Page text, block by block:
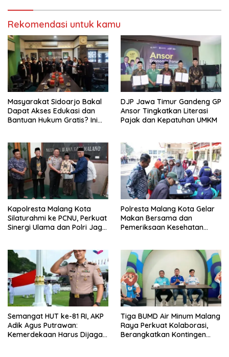
Rekomendasi untuk kamu
Masyarakat Sidoarjo Bakal
Dapat Akses Edukasi dan
Bantuan Hukum Gratis? Ini
DJP Jawa Timur Gandeng GP
Ansor Tingkatkan Literasi
Pajak dan Kepatuhan UMKM
Kapolresta Malang Kota
Silaturahmi ke PCNU, Perkuat
Sinergi Ulama dan Polri Jaga
Polresta Malang Kota Gelar
Makan Bersama dan
Pemeriksaan Kesehatan
Semangat HUT ke-81 RI, AKP
Adik Agus Putrawan:
Kemerdekaan Harus Dijaga
Tiga BUMD Air Minum Malang
Raya Perkuat Kolaborasi,
Berangkatkan Kontingen